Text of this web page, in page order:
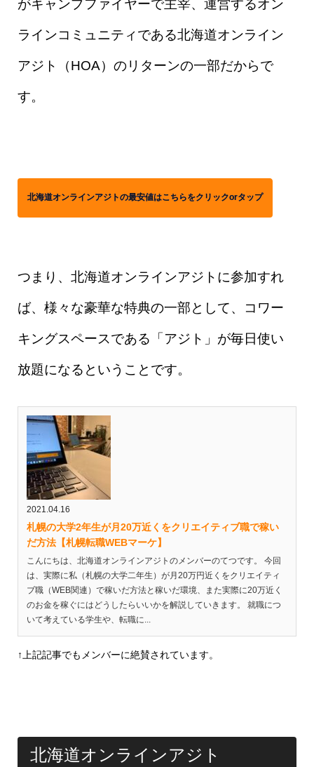
がキャンプファイヤーで主宰、運営するオン
ラインコミュニティである北海道オンライン
アジト（HOA）のリターンの一部だからで
す。
北海道オンラインアジトの最安値はこちらをクリックorタップ
つまり、北海道オンラインアジトに参加すれ
ば、様々な豪華な特典の一部として、コワー
キングスペースである「アジト」が毎日使い
放題になるということです。
2021.04.16
札幌の大学2年生が月20万近くをクリエイティブ職で稼い
だ方法【札幌転職WEBマーケ】
こんにちは、北海道オンラインアジトのメンバーのてつです。 今回
は、実際に私（札幌の大学二年生）が月20万円近くをクリエイティ
ブ職（WEB関連）で稼いだ方法と稼いだ環境、また実際に20万近く
のお金を稼ぐにはどうしたらいいかを解説していきます。 就職につ
いて考えている学生や、転職に...
↑上記記事でもメンバーに絶賛されています。
北海道オンラインアジト